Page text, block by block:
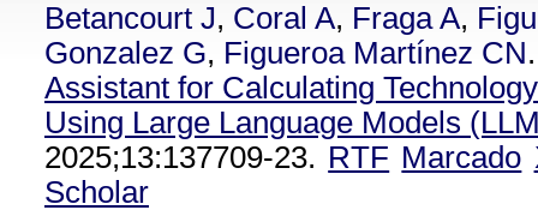
Betancourt J, Coral A, Fraga A,
Gonzalez G, Figueroa Martínez CN.
Assistant for Calculating
Using Large Language Models
2025;13:137709-23. RTF Marcado
Scholar